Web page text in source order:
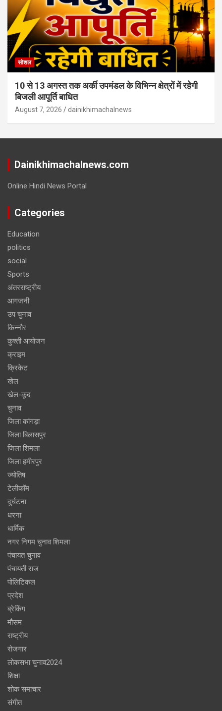
सोशल
10 से 13 अगस्त तक अर्की उपमंडल के विभिन्न क्षेत्रों में रहेगी
बिजली आपूर्ति बाधित
August 7, 2026 dainikhimachalnews
Dainikhimachalnews.com
Online Hindi News Portal
Categories
Education
politics
social
Sports
अंतरराष्ट्रीय
आगजनी
उप चुनाव
किन्नौर
कुश्ती आयोजन
क्राइम
क्रिकेट
खेल
खेल-कूद
चुनाव
जिला कांगड़ा
जिला बिलासपुर
जिला शिमला
जिला हमीरपुर
ज्योतिष
टेलीकॉम
दुर्घटना
धरना
धार्मिक
नगर निगम चुनाव शिमला
पंचायत चुनाव
पंचायती राज
पोलिटिकल
प्रदेश
ब्रेकिंग
मौसम
राष्ट्रीय
रोजगार
लोकसभा चुनाव2024
शिक्षा
शोक समाचार
संगीत